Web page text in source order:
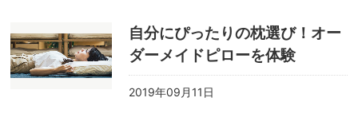
自分にぴったりの枕選び！オー
ダーメイドピローを体験
2019年09月11日